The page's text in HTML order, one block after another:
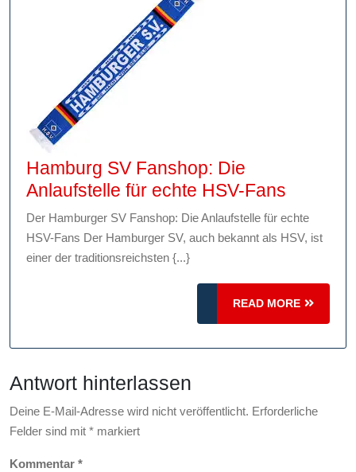
Hamburg SV Fanshop: Die
Anlaufstelle für echte HSV-Fans
SV
für
echte
HSV-
Der Hamburger SV Fanshop: Die Anlaufstelle für echte
HSV-Fans Der Hamburger SV, auch bekannt als HSV, ist
einer der traditionsreichsten {...}
READ MORE
READ
MORE
Antwort hinterlassen
Deine E-Mail-Adresse wird nicht veröffentlicht. Erforderliche
Felder sind mit * markiert
Kommentar *